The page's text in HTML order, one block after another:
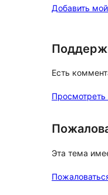
Добавить
Есть
Эта тема